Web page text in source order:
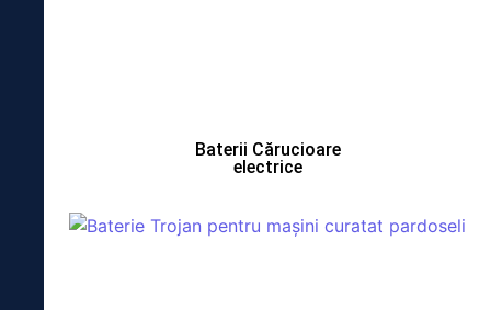
Baterii Cărucioare
electrice